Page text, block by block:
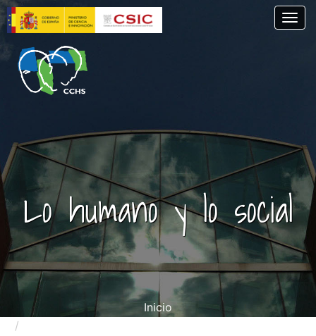
Pasar
al
contenido
principal
Lo humano y lo social
Inicio